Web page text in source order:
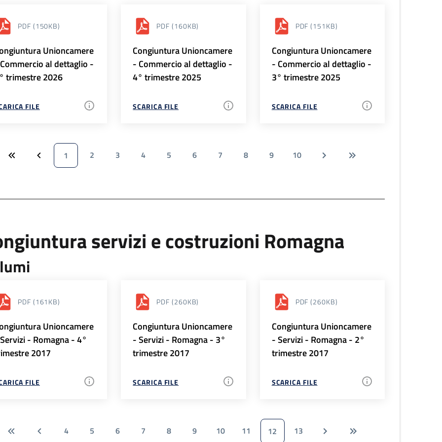
PDF (150KB)
Unioncamere
al dettaglio -
trimestre 2026
FILE
PDF (160KB)
Congiuntura Unioncamere
- Commercio al dettaglio -
4° trimestre 2025
SCARICA FILE
PDF (151KB)
Congiuntura Unioncamere
- Commercio al dettaglio -
3° trimestre 2025
SCARICA FILE
1 2 3 4 5 6 7 8 9 10
servizi e costruzioni Romagna
PDF (161KB)
Unioncamere
- Romagna - 4°
2017
FILE
PDF (260KB)
Congiuntura Unioncamere
- Servizi - Romagna - 3°
trimestre 2017
SCARICA FILE
PDF (260KB)
Congiuntura Unioncamere
- Servizi - Romagna - 2°
trimestre 2017
SCARICA FILE
4 5 6 7 8 9 10 11 12 13